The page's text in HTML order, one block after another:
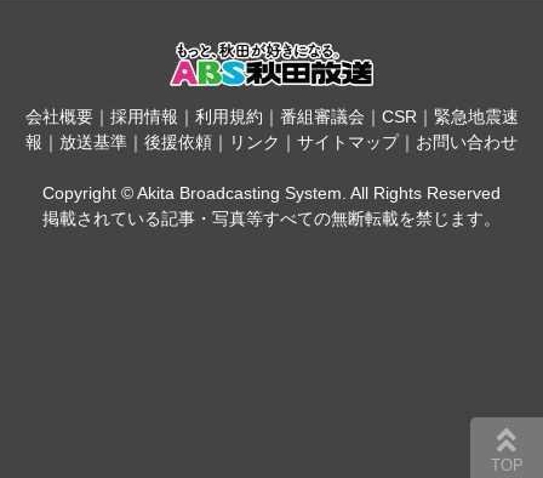
会社概要｜ 採用情報 ｜ 利用規約 ｜ 番組審議会 ｜ CSR｜ 緊急地震速
報 ｜ 放送基準 ｜ 後援依頼 ｜ リンク ｜ サイトマップ｜ お問い合わせ
Copyright © Akita Broadcasting System. All Rights Reserved
掲載されている記事・写真等すべての無断転載を禁じます。